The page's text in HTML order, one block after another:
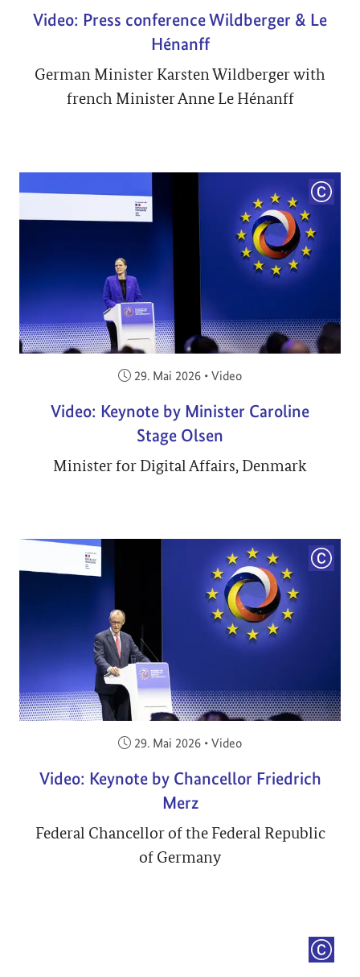
Video: Press conference Wildberger & Le
Hénanff
German Minister Karsten Wildberger with
french Minister Anne Le Hénanff
Veröffentlicht am:
29. Mai 2026 • Video
Video: Keynote by Minister Caroline
Stage Olsen
Minister for Digital Affairs, Denmark
Veröffentlicht am:
29. Mai 2026 • Video
Video: Keynote by Chancellor Friedrich
Merz
Federal Chancellor of the Federal Republic
of Germany